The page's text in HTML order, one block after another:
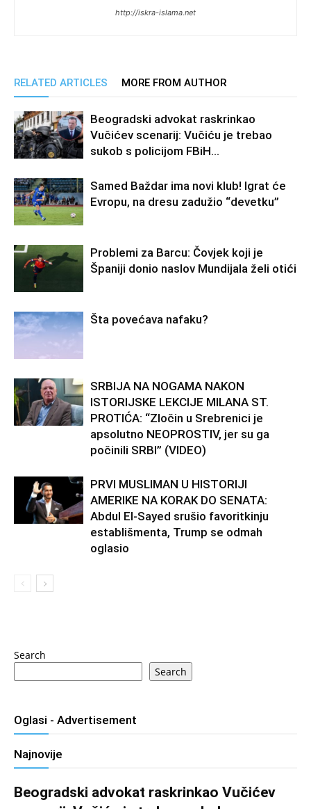
http://iskra-islama.net
RELATED ARTICLES MORE FROM AUTHOR
Beogradski advokat raskrinkao
Vučićev scenarij: Vučiću je trebao
sukob s policijom FBiH…
Samed Baždar ima novi klub! Igrat će
Evropu, na dresu zadužio “devetku”
Problemi za Barcu: Čovjek koji je
Španiji donio naslov Mundijala želi otići
Šta povećava nafaku?
SRBIJA NA NOGAMA NAKON
ISTORIJSKE LEKCIJE MILANA ST.
PROTIĆA: “Zločin u Srebrenici je
apsolutno NEOPROSTIV, jer su ga
počinili SRBI” (VIDEO)
PRVI MUSLIMAN U HISTORIJI
AMERIKE NA KORAK DO SENATA:
Abdul El-Sayed srušio favoritkinju
establišmenta, Trump se odmah
oglasio
Search
Search
Oglasi - Advertisement
Najnovije
Beogradski advokat raskrinkao Vučićev